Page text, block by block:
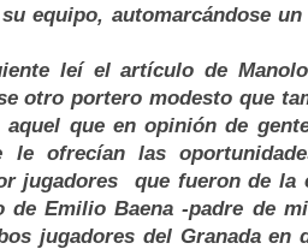
equipo, automarcándose
leí el artículo de
otro portero modesto que
aquel que en opinión de
ofrecían las
jugadores que fueron de la
de Emilio Baena -padre de
jugadores del Granada en